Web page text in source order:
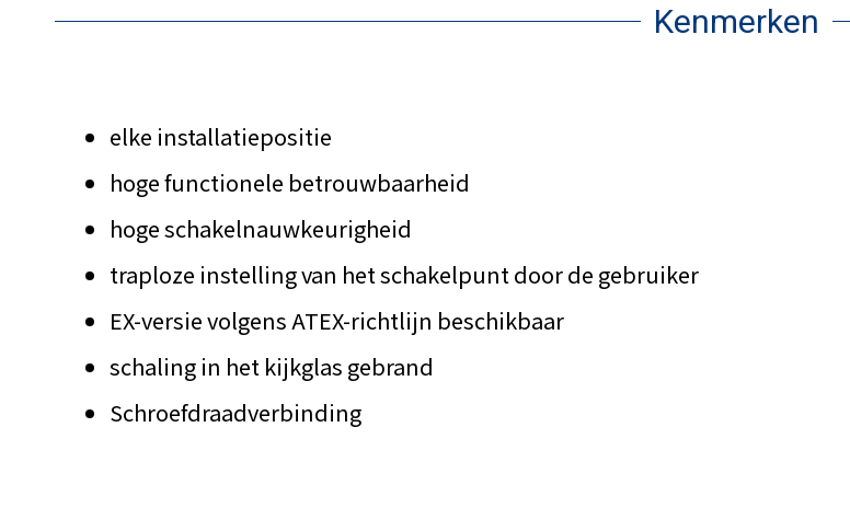
Kenmerken
elke installatiepositie
hoge functionele betrouwbaarheid
hoge schakelnauwkeurigheid
traploze instelling van het schakelpunt door de gebruiker
EX-versie volgens ATEX-richtlijn beschikbaar
schaling in het kijkglas gebrand
Schroefdraadverbinding